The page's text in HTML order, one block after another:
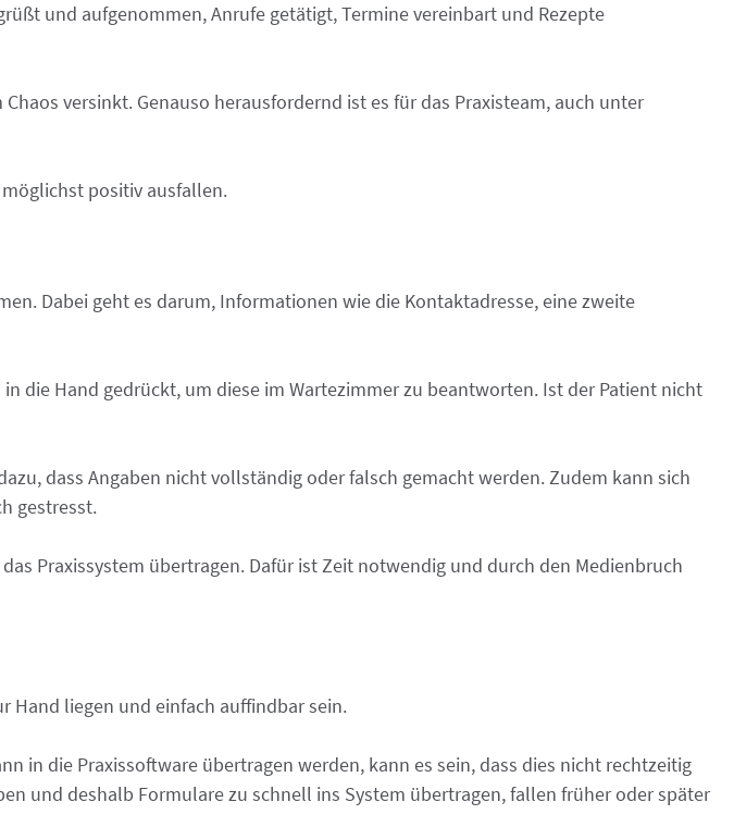
und aufgenommen, Anrufe getätigt, Termine vereinbart und Rezepte
versinkt. Genauso herausfordernd ist es für das Praxisteam, auch unter
positiv ausfallen.
Dabei geht es darum, Informationen wie die Kontaktadresse, eine zweite
die Hand gedrückt, um diese im Wartezimmer zu beantworten. Ist der Patient nicht
dass Angaben nicht vollständig oder falsch gemacht werden. Zudem kann sich
gestresst.
Praxissystem übertragen. Dafür ist Zeit notwendig und durch den Medienbruch
Hand liegen und einfach auffindbar sein.
in die Praxissoftware übertragen werden, kann es sein, dass dies nicht rechtzeitig
und deshalb Formulare zu schnell ins System übertragen, fallen früher oder später